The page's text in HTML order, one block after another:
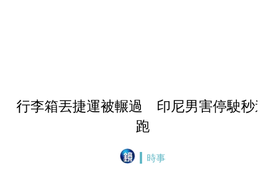
行李箱丟捷運被輾過 印尼男害停駛秒
跑
時事